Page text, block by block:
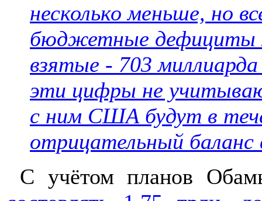
несколько меньше, но
бюджетные дефициты
взятые - 703
эти цифры не
с ним США будут в
отрицательный баланс
С учётом планов